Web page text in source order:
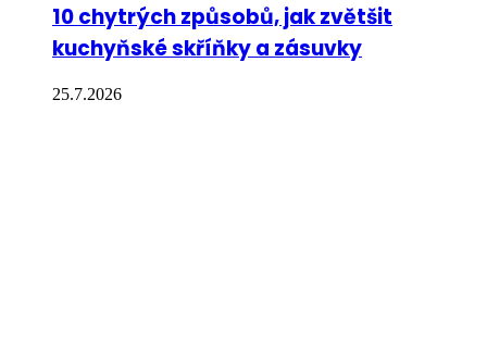
10 chytrých způsobů, jak zvětšit
kuchyňské skříňky a zásuvky
25.7.2026